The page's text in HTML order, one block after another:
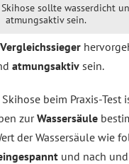
sollte wasserdicht
atmungsaktiv sein.
Vergleichssieger
atmungsaktiv sein.
beim Praxis-Test
zurWassersäule
der Wassersäule wie
und nach